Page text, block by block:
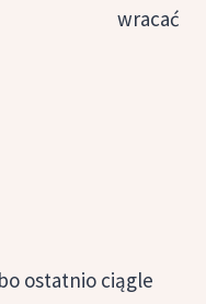
wracać
ostatnio ciągle